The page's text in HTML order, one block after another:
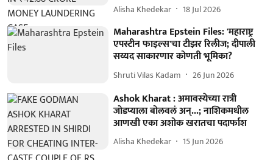
Alisha Khedekar 18 Jul 2026
Maharashtra Epstein Files: 'महाराष्ट्र
एपस्टीन फाइल्स'चा टीझर रिलीज; दीपाली
सय्यद साकारणार कोणती भूमिका?
Shruti Vilas Kadam 26 Jun 2026
Ashok Kharat : अमावस्येच्या रात्री
जोडप्याला बोलवलं अन्...; नाशिकमधील
आणखी एका अशोक खरातचा पदार्फाश
Alisha Khedekar 15 Jun 2026